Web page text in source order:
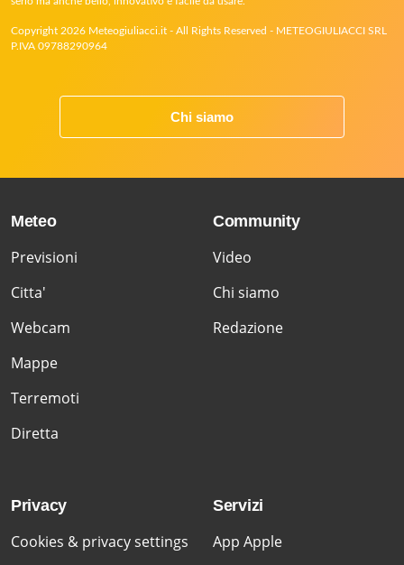
Copyright 2026 Meteogiuliacci.it - All Rights Reserved - METEOGIULIACCI SRL
P.IVA 09788290964
Chi siamo
Meteo
Previsioni
Citta'
Webcam
Mappe
Terremoti
Diretta
Community
Video
Chi siamo
Redazione
Privacy
Cookies & privacy settings
Servizi
App Apple